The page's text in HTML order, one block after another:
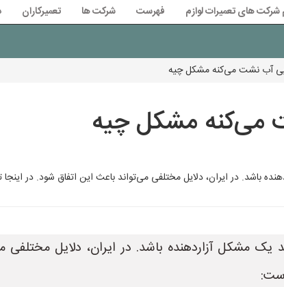
شرکت های تعمیرات لوازم فهرست شرکت ها تعمیرکاران
آب نشت می‌کنه مشکل چیه
می‌کنه مشکل چیه
در ایران، دلایل مختلفی می‌تواند باعث این اتفاق شود. در اینجا
آزاردهنده باشد. در ایران، دلایل مختلفی